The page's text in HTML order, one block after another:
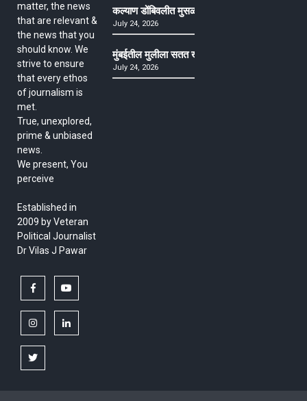
matter, the news
that are relevant &
the news that you
should know. We
strive to ensure
that every ethos
of journalism is
met.
True, unexplored,
prime & unbiased
news.
We present, You
perceive
Established in
2009 by Veteran
Political Journalist
Dr Vilas J Pawar
facebook
instagramlinkedin
twitter
कल्याण डोंबिवलीत मुसळधार ते अतिमुसळधार पाऊस,
July 24, 2026
मुंबईतील मुलीला सतत खोकला अन् ताप, ७ वर्षे उपचार
July 24, 2026